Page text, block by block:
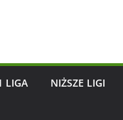
LIGA NIŻSZE LIGI